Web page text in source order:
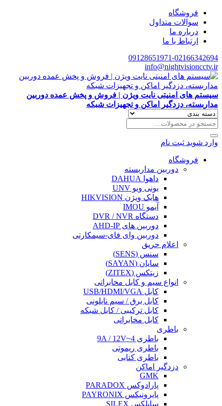
فروشگاه
سوالات متداول
درباره ما
ارتباط با ما
09128651971-02166342694
info@nightvisioncctv.ir
سیستم های امنیتی نایت ویژن | فروش و پخش عمده دوربین
مداربسته، دزدگیر اماکن و تجهیزات شبکه
وارد شوید ثبت نام
فروشگاه
دوربین مداربسته
داهوا DAHUA
یونی ویو UNV
هایک ویژن HIKVISION
آیمو IMOU
دستگاه DVR / NVR
دوربین های AHD-IP
دوربین وای فای-سیمکارتی
اعلام حریق
سنس (SENS)
سایان (SAYAN)
زیتکس (ZITEX)
انواع سیم و کابل مخابراتی
کابل USB/HDMI/VGA
کابل برق / سیم نایلونی
کابل ترکیبی / کابل شبکه
کابل مخابراتی
باطری
باطری 4~9A / 12V
باطری ریموتی
باطری کتابی
دزدگیر اماکن
GMK
پارادوکس PARADOX
پایرونیکس PAYRONIX
سایلکس SILEX